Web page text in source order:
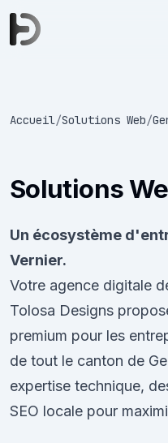
Accueil/Solutions Web/
Solutions
Un écosystème
Vernier.
Votre agence digitale
Tolosa Designs
premium pour les
de tout le canton de
expertise technique,
SEO locale pour